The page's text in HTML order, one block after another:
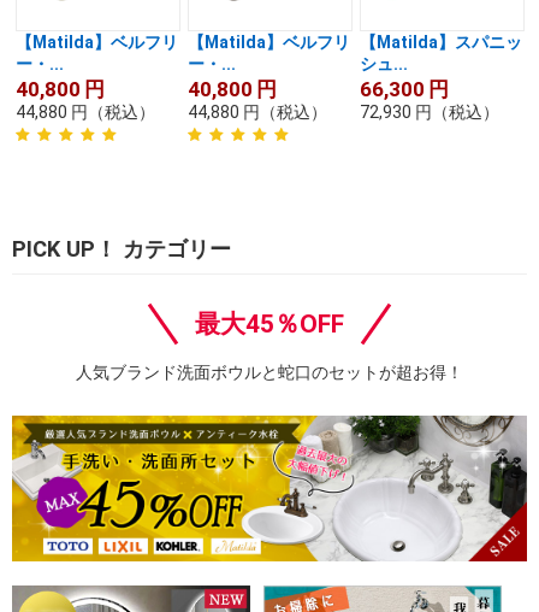
【Matilda】ベルフリ
ー・...
40,800 円
44,880 円 （税込）
【Matilda】ベルフリ
ー・...
40,800 円
44,880 円 （税込）
【Matilda】スパニッ
シュ...
66,300 円
72,930 円 （税込）
PICK UP！ カテゴリー
最大45％OFF
人気ブランド洗面ボウルと蛇口のセットが超お得！